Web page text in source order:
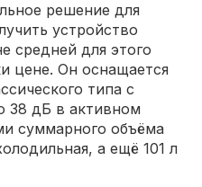
решение для
устройство
средней для этого
цене. Он оснащается
типа с
38 дБ в активном
суммарного объёма
а ещё 101 л